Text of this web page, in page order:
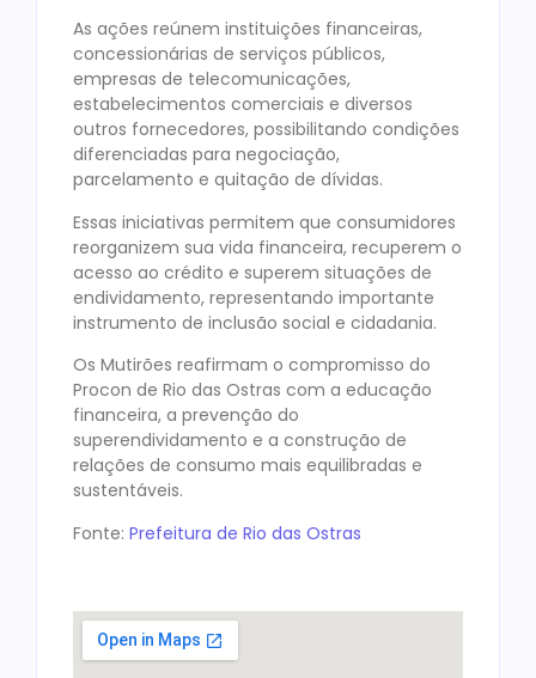
As ações reúnem instituições financeiras,
concessionárias de serviços públicos,
empresas de telecomunicações,
estabelecimentos comerciais e diversos
outros fornecedores, possibilitando condições
diferenciadas para negociação,
parcelamento e quitação de dívidas.
Essas iniciativas permitem que consumidores
reorganizem sua vida financeira, recuperem o
acesso ao crédito e superem situações de
endividamento, representando importante
instrumento de inclusão social e cidadania.
Os Mutirões reafirmam o compromisso do
Procon de Rio das Ostras com a educação
financeira, a prevenção do
superendividamento e a construção de
relações de consumo mais equilibradas e
sustentáveis.
Fonte: Prefeitura de Rio das Ostras